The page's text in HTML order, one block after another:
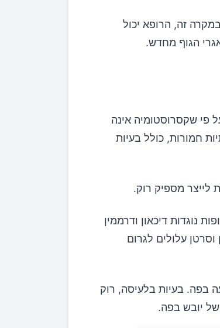
זה, הרופא יכול
הגוף מחדש.
פי שקסרוסטומיה אינה
חמורות, כולל בעיות
מספיק רוק.
נוגדות דיכאון ודרממין
עלולים לגרום
בפה. בעיות בלעיסה, רוק
של יובש בפה.